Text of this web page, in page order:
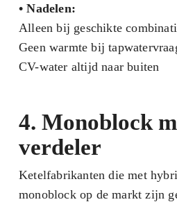
• Nadelen:
Alleen bij geschikte
Geen warmte bij
CV-water altijd naar buiten
4. Monoblock
verdeler
Ketelfabrikanten die met
monoblock op de markt zijn